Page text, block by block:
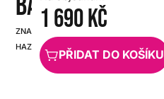
ZNAČKA:
HAZEBASE
HX0000000105043
1 690 Kč
PŘIDAT DO KOŠÍKU